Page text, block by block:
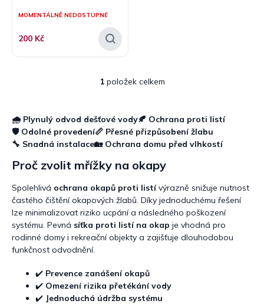
MOMENTÁLNĚ NEDOSTUPNÉ
200 Kč
O
á
d
a
í
r
v
k
y
v
ý
s
u
1položek celkem
🌧️ Plynulý odvod dešťové vody🍂 Ochrana proti listí
🛡️ Odolné provedení📏 Přesné přizpůsobení žlabu
🔧 Snadná instalace🏡 Ochrana domu před vlhkostí
Proč zvolit mřížky na okapy
Spolehlivá ochrana okapů proti listívýrazně snižuje nutnost
častého čištění okapových žlabů. Díky jednoduchému řešení
lze minimalizovat riziko ucpání a následného poškození
systému. Pevná síťka proti listí na okap je vhodná pro
rodinné domy i rekreační objekty a zajišťuje dlouhodobou
funkčnost odvodnění.
✔️ Prevence zanášení okapů
✔️ Omezení rizika přetékání vody
✔️ Jednoduchá údržba systému